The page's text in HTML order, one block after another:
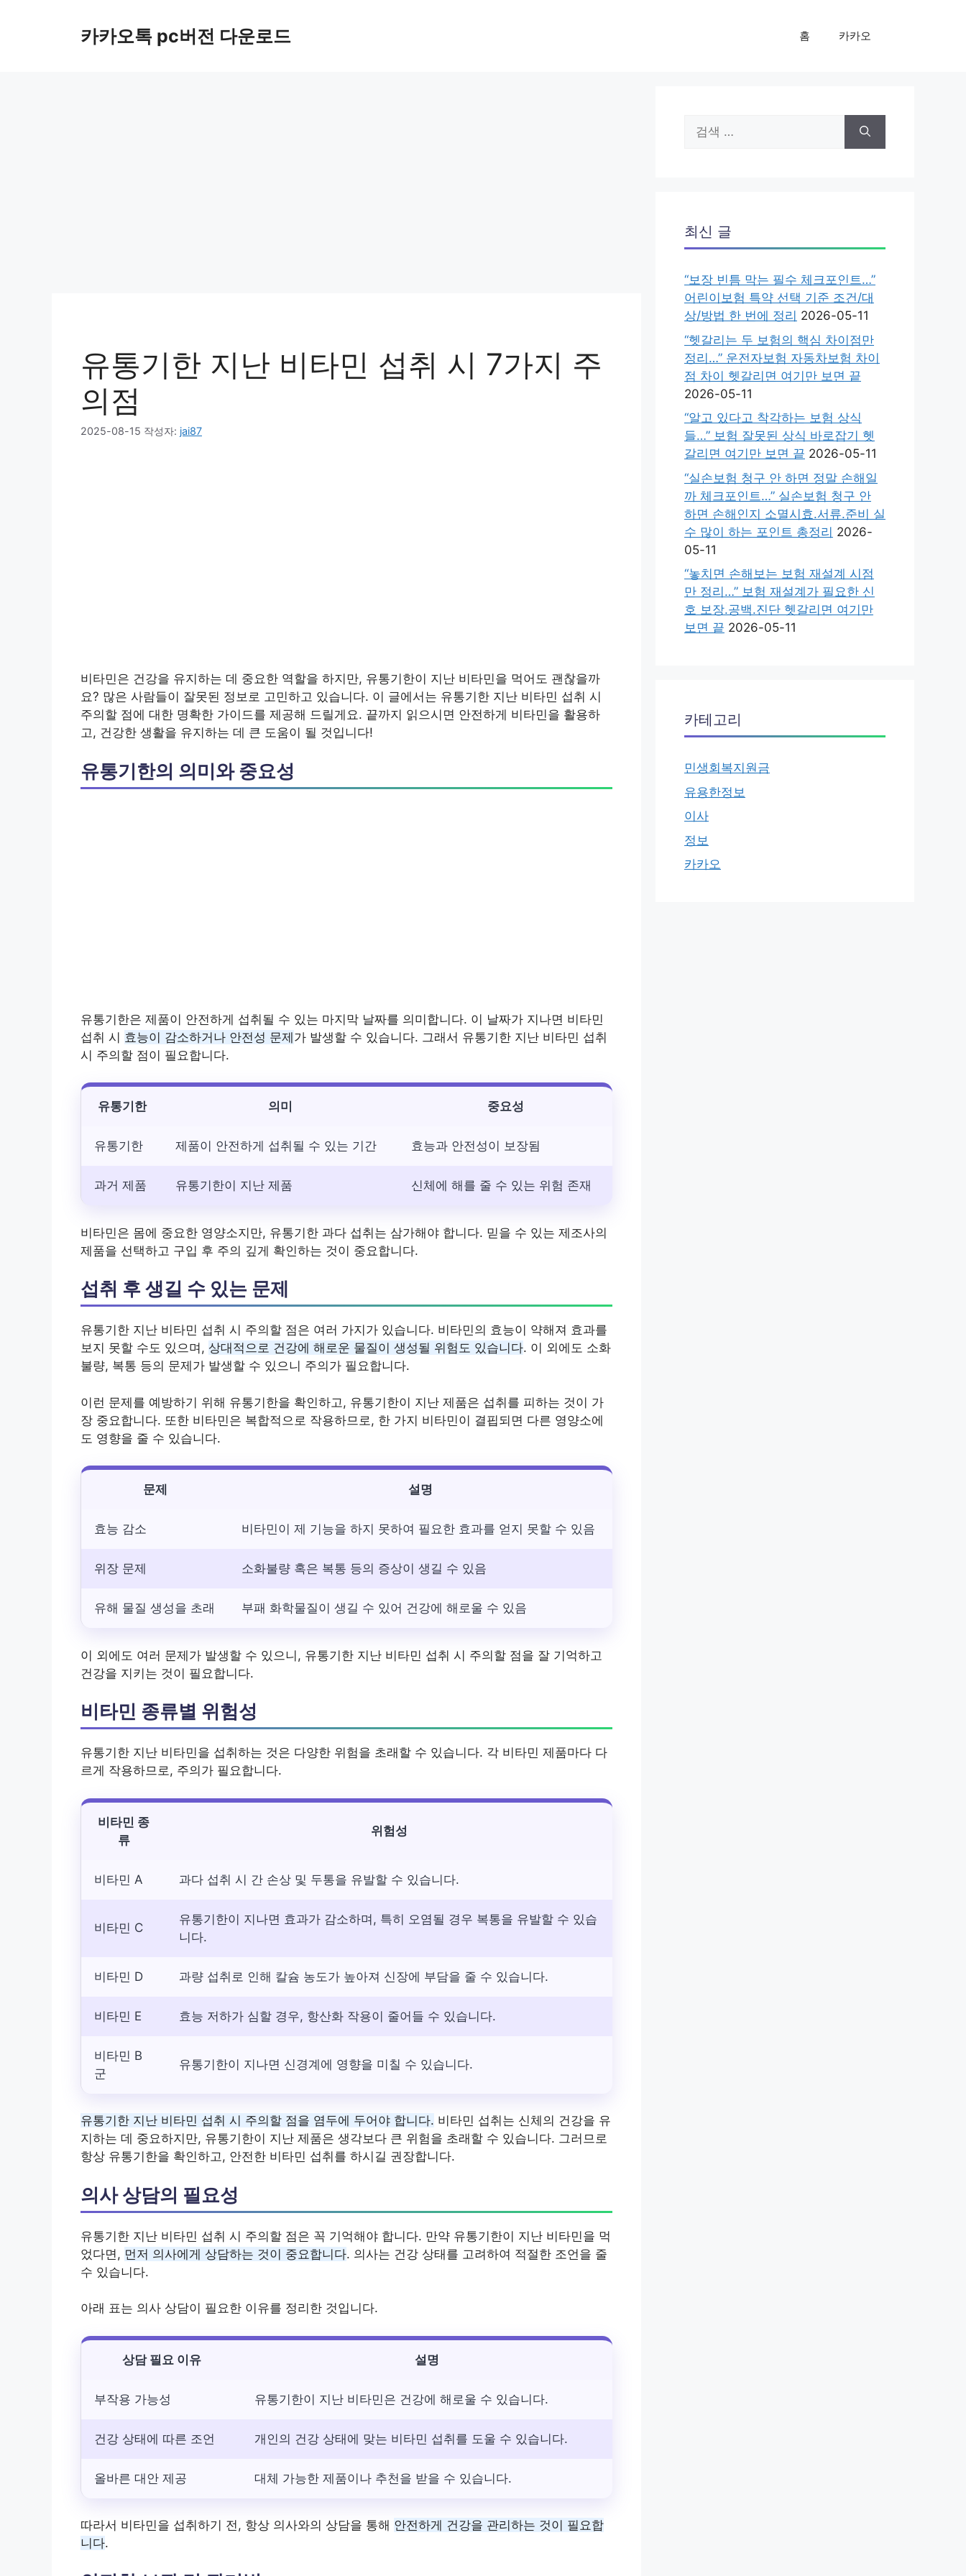
카카오톡 pc버전 다운로드 홈 카카오
유통기한 지난 비타민 섭취 시 7가지 주
의점
2025-08-15 작성자: jai87
비타민은 건강을 유지하는 데 중요한 역할을 하지만, 유통기한이 지난 비타민을 먹어도 괜찮을까
요? 많은 사람들이 잘못된 정보로 고민하고 있습니다. 이 글에서는 유통기한 지난 비타민 섭취 시
주의할 점에 대한 명확한 가이드를 제공해 드릴게요. 끝까지 읽으시면 안전하게 비타민을 활용하
고, 건강한 생활을 유지하는 데 큰 도움이 될 것입니다!
유통기한의 의미와 중요성
유통기한은 제품이 안전하게 섭취될 수 있는 마지막 날짜를 의미합니다. 이 날짜가 지나면 비타민
섭취 시 효능이 감소하거나 안전성 문제가 발생할 수 있습니다. 그래서 유통기한 지난 비타민 섭취
시 주의할 점이 필요합니다.
유통기한 의미 중요성
유통기한 제품이 안전하게 섭취될 수 있는 기간 효능과 안전성이 보장됨
과거 제품 유통기한이 지난 제품 신체에 해를 줄 수 있는 위험 존재
비타민은 몸에 중요한 영양소지만, 유통기한 과다 섭취는 삼가해야 합니다. 믿을 수 있는 제조사의
제품을 선택하고 구입 후 주의 깊게 확인하는 것이 중요합니다.
섭취 후 생길 수 있는 문제
유통기한 지난 비타민 섭취 시 주의할 점은 여러 가지가 있습니다. 비타민의 효능이 약해져 효과를
보지 못할 수도 있으며, 상대적으로 건강에 해로운 물질이 생성될 위험도 있습니다. 이 외에도 소화
불량, 복통 등의 문제가 발생할 수 있으니 주의가 필요합니다.
이런 문제를 예방하기 위해 유통기한을 확인하고, 유통기한이 지난 제품은 섭취를 피하는 것이 가
장 중요합니다. 또한 비타민은 복합적으로 작용하므로, 한 가지 비타민이 결핍되면 다른 영양소에
도 영향을 줄 수 있습니다.
문제 설명
효능 감소 비타민이 제 기능을 하지 못하여 필요한 효과를 얻지 못할 수 있음
위장 문제 소화불량 혹은 복통 등의 증상이 생길 수 있음
유해 물질 생성을 초래 부패 화학물질이 생길 수 있어 건강에 해로울 수 있음
이 외에도 여러 문제가 발생할 수 있으니, 유통기한 지난 비타민 섭취 시 주의할 점을 잘 기억하고
건강을 지키는 것이 필요합니다.
비타민 종류별 위험성
유통기한 지난 비타민을 섭취하는 것은 다양한 위험을 초래할 수 있습니다. 각 비타민 제품마다 다
르게 작용하므로, 주의가 필요합니다.
비타민 종
류
위험성
비타민 A 과다 섭취 시 간 손상 및 두통을 유발할 수 있습니다.
비타민 C
유통기한이 지나면 효과가 감소하며, 특히 오염될 경우 복통을 유발할 수 있습
니다.
비타민 D 과량 섭취로 인해 칼슘 농도가 높아져 신장에 부담을 줄 수 있습니다.
비타민 E 효능 저하가 심할 경우, 항산화 작용이 줄어들 수 있습니다.
비타민 B
군
유통기한이 지나면 신경계에 영향을 미칠 수 있습니다.
유통기한 지난 비타민 섭취 시 주의할 점을 염두에 두어야 합니다. 비타민 섭취는 신체의 건강을 유
지하는 데 중요하지만, 유통기한이 지난 제품은 생각보다 큰 위험을 초래할 수 있습니다. 그러므로
항상 유통기한을 확인하고, 안전한 비타민 섭취를 하시길 권장합니다.
의사 상담의 필요성
유통기한 지난 비타민 섭취 시 주의할 점은 꼭 기억해야 합니다. 만약 유통기한이 지난 비타민을 먹
었다면, 먼저 의사에게 상담하는 것이 중요합니다. 의사는 건강 상태를 고려하여 적절한 조언을 줄
수 있습니다.
아래 표는 의사 상담이 필요한 이유를 정리한 것입니다.
상담 필요 이유 설명
부작용 가능성 유통기한이 지난 비타민은 건강에 해로울 수 있습니다.
건강 상태에 따른 조언 개인의 건강 상태에 맞는 비타민 섭취를 도울 수 있습니다.
올바른 대안 제공 대체 가능한 제품이나 추천을 받을 수 있습니다.
따라서 비타민을 섭취하기 전, 항상 의사와의 상담을 통해 안전하게 건강을 관리하는 것이 필요합
니다.
색:
최신 글
“보장 빈틈 막는 필수 체크포인트…”
어린이보험 특약 선택 기준 조건/대
상/방법 한 번에 정리 2026-05-11
“헷갈리는 두 보험의 핵심 차이점만
정리…” 운전자보험 자동차보험 차이
점 차이 헷갈리면 여기만 보면 끝
2026-05-11
“알고 있다고 착각하는 보험 상식
들…” 보험 잘못된 상식 바로잡기 헷
갈리면 여기만 보면 끝 2026-05-11
“실손보험 청구 안 하면 정말 손해일
까 체크포인트…” 실손보험 청구 안
하면 손해인지 소멸시효.서류.준비 실
수 많이 하는 포인트 총정리 2026-
05-11
“놓치면 손해보는 보험 재설계 시점
만 정리…” 보험 재설계가 필요한 신
호 보장.공백.진단 헷갈리면 여기만
보면 끝 2026-05-11
카테고리
민생회복지원금
유용한정보
이사
정보
카카오